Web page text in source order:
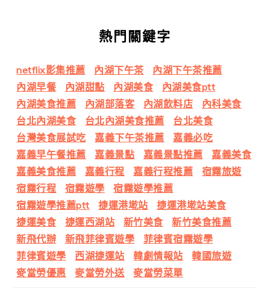
熱門關鍵字
netflix影集推薦 內湖下午茶
內湖下午茶推薦
內湖早餐
內湖甜點 內湖美食
內湖美食ptt
內湖美食推薦
內湖部落客 內湖飲料店
內科美食
台北內湖美食
台北內湖美食推薦
台北美食
台灣美食展試吃
嘉義下午茶推薦
嘉義必吃
嘉義早午餐推薦
嘉義景點 嘉義景點推薦
嘉義美食
嘉義美食推薦
嘉義行程 嘉義行程推薦
宿霧旅遊
宿霧行程
宿霧遊學
宿霧遊學推薦
宿霧遊學推薦ptt
捷運港墘站
捷運港墘站美食
捷運美食
捷運西湖站 新竹美食
新竹美食推薦
新飛代辦
新飛菲律賓遊學
菲律賓宿霧遊學
菲律賓遊學
西湖捷運站 韓劇情報站
韓國旅遊
麥當勞優惠
麥當勞外送 麥當勞菜單